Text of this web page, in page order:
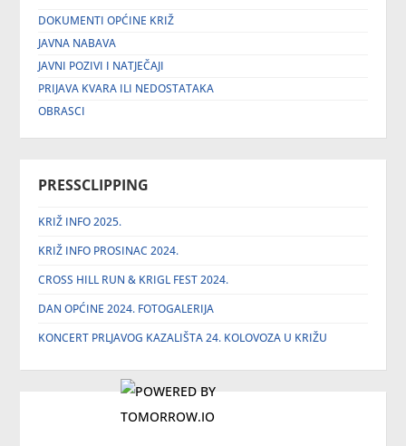
DOKUMENTI OPĆINE KRIŽ
JAVNA NABAVA
JAVNI POZIVI I NATJEČAJI
PRIJAVA KVARA ILI NEDOSTATAKA
OBRASCI
PRESSCLIPPING
KRIŽ INFO 2025.
KRIŽ INFO PROSINAC 2024.
CROSS HILL RUN & KRIGL FEST 2024.
DAN OPĆINE 2024. FOTOGALERIJA
KONCERT PRLJAVOG KAZALIŠTA 24. KOLOVOZA U KRIŽU